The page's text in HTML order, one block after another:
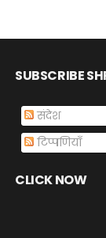
SUBSCRIBE
संदेश
टिप्पणियाँ
CLICK NOW